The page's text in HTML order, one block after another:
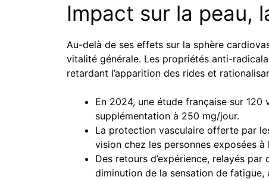
Impact sur la peau,
Au-delà de ses effets sur la sphère
vitalité générale. Les propriétés anti-
retardant l’apparition des rides et
En 2024, une étude française sur
supplémentation à 250 mg/jour.
La protection vasculaire offerte par
vision chez les personnes exposées
Des retours d’expérience, relayés
diminution de la sensation de fatigue,